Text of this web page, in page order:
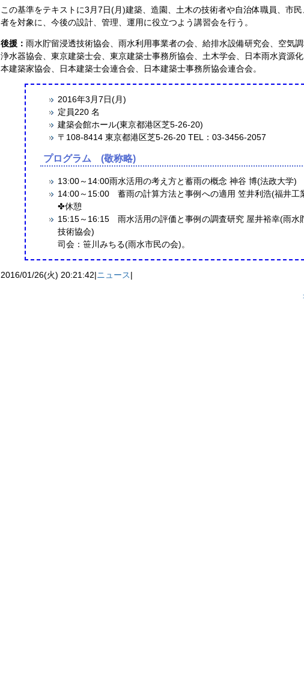
この基準をテキストに3月7日(月)建築、造園、土木の技術者や自治体職員、市
者を対象に、今後の設計、管理、運用に役立つよう講習会を行う。
後援： 雨水貯留浸透技術協会、雨水利用事業者の会、給排水設備研究会、空気調
浄水器協会、東京建築士会、東京建築士事務所協会、土木学会、日本雨水資源
本建築家協会、日本建築士会連合会、日本建築士事務所協会連合会。
2016年3月7日(月)
定員220 名
建築会館ホール(東京都港区芝5-26-20)
〒108-8414 東京都港区芝5-26-20 TEL：03-3456-2057
プログラム (敬称略)
13:00～14:00雨水活用の考え方と蓄雨の概念 神谷 博(法政大学)
14:00～15:00 蓄雨の計算方法と事例への適用 笠井利浩(福井工
✤休憩
15:15～16:15 雨水活用の評価と事例の調査研究 屋井裕幸(雨水
技術協会)
司会：笹川みちる(雨水市民の会)。
2016/01/26(火) 20:21:42|ニュース|